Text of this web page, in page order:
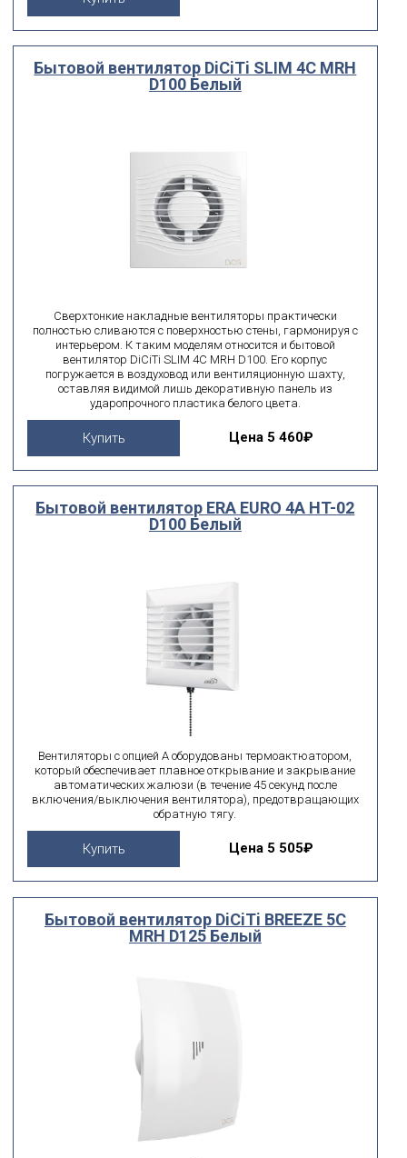
Бытовой вентилятор DiCiTi SLIM 4C MRH
D100 Белый
Сверхтонкие накладные вентиляторы практически
полностью сливаются с поверхностью стены, гармонируя с
интерьером. К таким моделям относится и бытовой
вентилятор DiCiTi SLIM 4C MRH D100. Его корпус
погружается в воздуховод или вентиляционную шахту,
оставляя видимой лишь декоративную панель из
ударопрочного пластика белого цвета.
Купить Цена 5 460₽
Бытовой вентилятор ERA EURO 4A HT-02
D100 Белый
Вентиляторы с опцией А оборудованы термоактюатором,
который обеспечивает плавное открывание и закрывание
автоматических жалюзи (в течение 45 секунд после
включения/выключения вентилятора), предотвращающих
обратную тягу.
Купить Цена 5 505₽
Бытовой вентилятор DiCiTi BREEZE 5C
MRH D125 Белый